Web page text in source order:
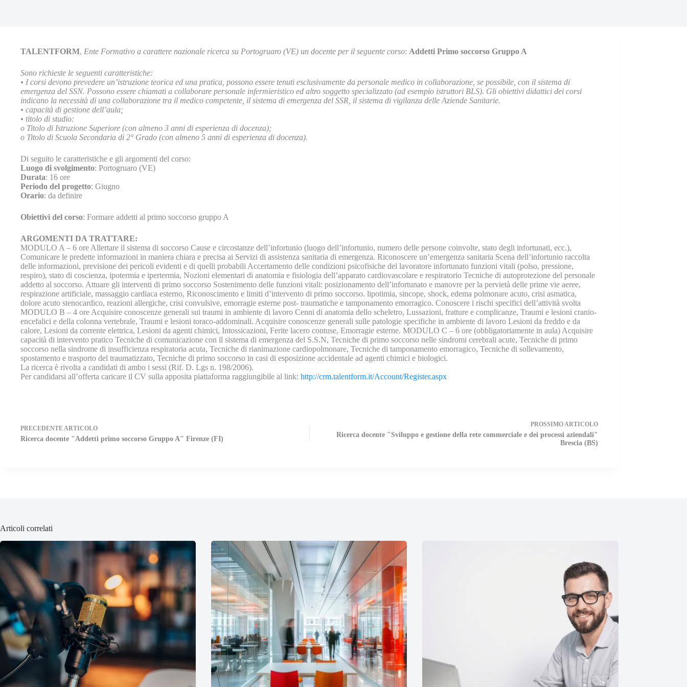
TALENTFORM, Ente Formativo a carattere nazionale ricerca su Portogruaro (VE) un docente per il seguente corso: Addetti Primo soccorso Gruppo A
Sono richieste le seguenti caratteristiche:
• I corsi devono prevedere un’istruzione teorica ed una pratica, possono essere tenuti esclusivamente da personale medico in collaborazione, se possibile, con il sistema di
emergenza del SSN. Possono essere chiamati a collaborare personale infermieristico ed altro soggetto specializzato (ad esempio istruttori BLS). Gli obiettivi didattici dei corsi
indicano la necessità di una collaborazione tra il medico competente, il sistema di emergenza del SSR, il sistema di vigilanza delle Aziende Sanitarie.
• capacità di gestione dell’aula;
• titolo di studio:
o Titolo di Istruzione Superiore (con almeno 3 anni di esperienza di docenza);
o Titolo di Scuola Secondaria di 2° Grado (con almeno 5 anni di esperienza di docenza).
Di seguito le caratteristiche e gli argomenti del corso:
Luogo di svolgimento: Portogruaro (VE)
Durata: 16 ore
Periodo del progetto: Giugno
Orario: da definire
Obiettivi del corso: Formare addetti al primo soccorso gruppo A
ARGOMENTI DA TRATTARE:
MODULO A – 6 ore Allertare il sistema di soccorso Cause e circostanze dell’infortunio (luogo dell’infortunio, numero delle persone coinvolte, stato degli infortunati, ecc.),
Comunicare le predette informazioni in maniera chiara e precisa ai Servizi di assistenza sanitaria di emergenza. Riconoscere un’emergenza sanitaria Scena dell’infortunio raccolta
delle informazioni, previsione dei pericoli evidenti e di quelli probabili Accertamento delle condizioni psicofisiche del lavoratore infortunato funzioni vitali (polso, pressione,
respiro), stato di coscienza, ipotermia e ipertermia, Nozioni elementari di anatomia e fisiologia dell’apparato cardiovascolare e respiratorio Tecniche di autoprotezione del personale
addetto al soccorso. Attuare gli interventi di primo soccorso Sostenimento delle funzioni vitali: posizionamento dell’infortunato e manovre per la pervietà delle prime vie aeree,
respirazione artificiale, massaggio cardiaca esterno, Riconoscimento e limiti d’intervento di primo soccorso. lipotimia, sincope, shock, edema polmonare acuto, crisi asmatica,
dolore acuto stenocardico, reazioni allergiche, crisi convulsive, emorragie esterne post- traumatiche e tamponamento emorragico. Conoscere i rischi specifici dell’attività svolta
MODULO B – 4 ore Acquisire conoscenze generali sui traumi in ambiente di lavoro Cenni di anatomia dello scheletro, Lussazioni, fratture e complicanze, Traumi e lesioni cranio-
encefalici e della colonna vertebrale, Traumi e lesioni toraco-addominali. Acquisire conoscenze generali sulle patologie specifiche in ambiente di lavoro Lesioni da freddo e da
calore, Lesioni da corrente elettrica, Lesioni da agenti chimici, Intossicazioni, Ferite lacero contuse, Emorragie esterne. MODULO C – 6 ore (obbligatoriamente in aula) Acquisire
capacità di intervento pratico Tecniche di comunicazione con il sistema di emergenza del S.S.N, Tecniche di primo soccorso nelle sindromi cerebrali acute, Tecniche di primo
soccorso nella sindrome di insufficienza respiratoria acuta, Tecniche di rianimazione cardiopolmonare, Tecniche di tamponamento emorragico, Tecniche di sollevamento,
spostamento e trasporto del traumatizzato, Tecniche di primo soccorso in casi di esposizione accidentale ad agenti chimici e biologici.
La ricerca è rivolta a candidati di ambo i sessi (Rif. D. Lgs n. 198/2006).
Per candidarsi all’offerta caricare il CV sulla apposita piattaforma raggiungibile al link: http://crm.talentform.it/Account/Register.aspx
PRECEDENTEARTICOLO
Ricerca docente "Addetti primo soccorso Gruppo A" Firenze (FI)
PROSSIMOARTICOLO
Ricerca docente "Sviluppo e gestione della rete commerciale e dei processi aziendali"
Brescia (BS)
Articoli correlati